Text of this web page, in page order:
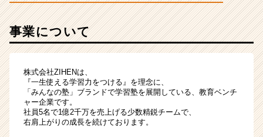
の
ベ
ン
チ
ャ
事業について
株式会社ZIHENは、
『一生使える学習力をつける』を理念に、
「みんなの塾」ブランドで学習塾を展開している、教育ベンチ
ャー企業です。
社員5名で1億2千万を売上げる少数精鋭チームで、
右肩上がりの成長を続けております。